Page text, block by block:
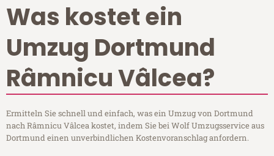
Was kostet ein
Umzug Dortmund
Râmnicu Vâlcea?
Ermitteln Sie schnell und einfach, was ein Umzug von Dortmund
nach Râmnicu Vâlcea kostet, indem Sie bei Wolf Umzugsservice aus
Dortmund einen unverbindlichen Kostenvoranschlag anfordern.